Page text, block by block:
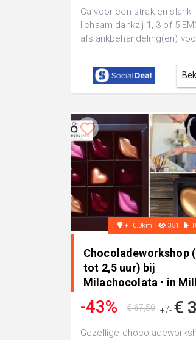
Ga voor een strak en slank
lichaam dankzij 1, 3 of 5
afslankbehandeling(en)
Lasersalon By ...
+10.0km 351
Chocoladeworkshop
tot 2,5 uur) bij
Milachocolata • in Mill
-43% +/- €
€ 67,50
Gezellige